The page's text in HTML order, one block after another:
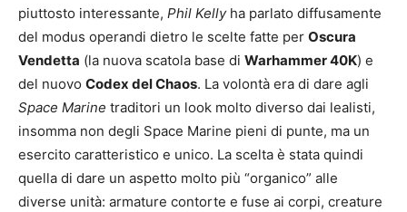
piuttosto interessante, Phil Kellyha parlato diffusamente
del modus operandi dietro le scelte fatte per Oscura
Vendetta (la nuova scatola base di Warhammer 40K) e
del nuovo Codex del Chaos. La volontà era di dare agli
Space Marine traditori un look molto diverso dai lealisti,
insomma non degli Space Marine pieni di punte, ma un
esercito caratteristico e unico. La scelta è stata quindi
quella di dare un aspetto molto più “organico” alle
diverse unità: armature contorte e fuse ai corpi, creature